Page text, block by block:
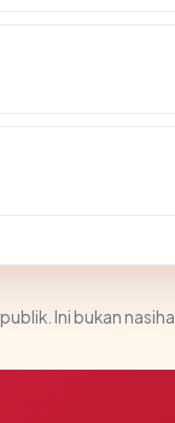
Ini bukan